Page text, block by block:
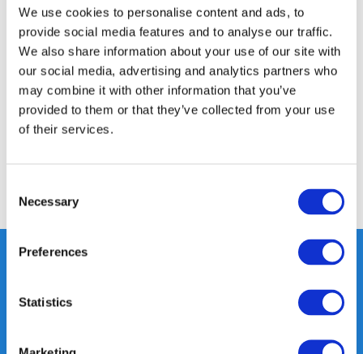
We use cookies to personalise content and ads, to
provide social media features and to analyse our traffic.
We also share information about your use of our site with
our social media, advertising and analytics partners who
may combine it with other information that you’ve
provided to them or that they’ve collected from your use
of their services.
Selection
Necessary
Preferences
Statistics
Productomschrijving
Specificaties
Delen
Heeft u vragen, neem gerust